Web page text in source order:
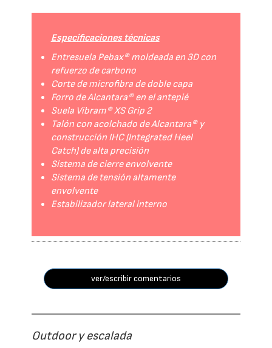
Especificaciones técnicas
Entresuela Pebax® moldeada en 3D con
refuerzo de carbono
Corte de microfibra de doble capa
Forro de Alcantara® en el antepié
Suela Vibram® XS Grip 2
Talón con acolchado de Alcantara® y
construcción IHC (Integrated Heel
Catch) de alta precisión
Sistema de cierre envolvente
Sistema de tensión altamente
envolvente
Estabilizador lateral interno
ver/escribir comentarios
Outdoor y escalada